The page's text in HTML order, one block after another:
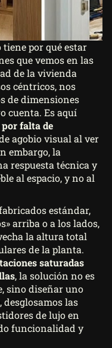
por qué estar
que vemos en las
de la vivienda
céntricos, nos
de dimensiones
cuenta. Es aquí
falta de
agobio visual al ver
embargo, la
respuesta técnica y
al espacio, y no al
estándar,
arriba o a los lados,
la altura total
de la planta.
saturadas
, la solución no es
sino diseñar uno
las
de lujo en
funcionalidad y